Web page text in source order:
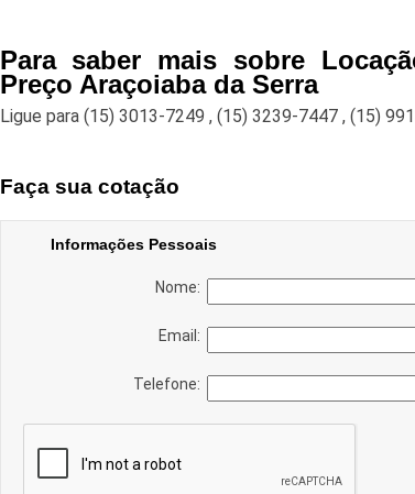
Para saber mais sobre
Preço Araçoiaba da Serra
Ligue para (15) 3013-7249 , (15) 3239-7447 , (15)
Faça sua cotação
Informações Pessoais
Nome:
Email:
Telefone: